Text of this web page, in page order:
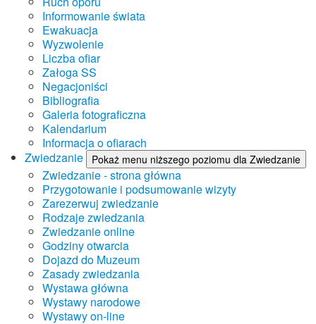
Informowanie świata
Ewakuacja
Wyzwolenie
Liczba ofiar
Załoga SS
Negacjoniści
Bibliografia
Galeria fotograficzna
Kalendarium
Informacja o ofiarach
Zwiedzanie
Pokaż menu niższego poziomu dla Zwiedzanie
Zwiedzanie - strona główna
Przygotowanie i podsumowanie wizyty
Zarezerwuj zwiedzanie
Rodzaje zwiedzania
Zwiedzanie online
Godziny otwarcia
Dojazd do Muzeum
Zasady zwiedzania
Wystawa główna
Wystawy narodowe
Wystawy on-line